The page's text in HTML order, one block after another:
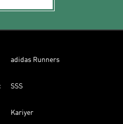
adidas Runners
SSS
Kariyer